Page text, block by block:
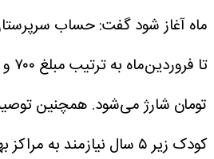
ماه آغاز شود گفت: حساب سرپرستان
تومان شارژ می‌شود. همچنین
کودک زیر ۵ سال نیازمند